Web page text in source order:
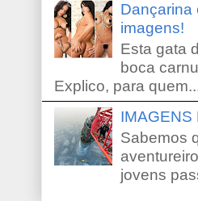
Dançarina
imagens!
Esta gata
boca
Explico, para
IMAGENS
Sabemos
jovens